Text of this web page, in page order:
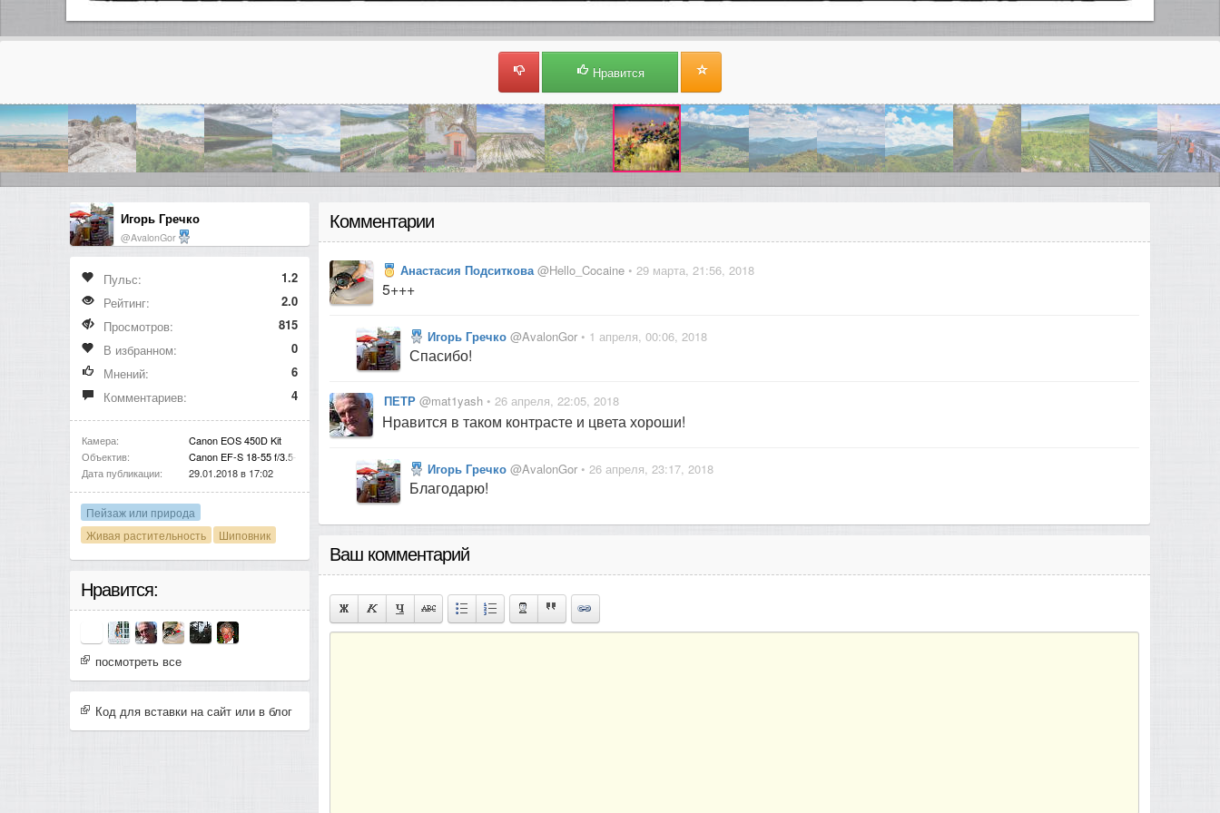
Нравится
Игорь Гречко
@AvalonGor
Пульс:
1.2
Рейтинг:
2.0
Просмотров:
815
В избранном:
0
Мнений:
6
Комментариев:
4
Камера:
Canon EOS 450D Kit
Объектив:
Canon EF-S 18-55 f/3.5-5.6 IS
Дата публикации:
29.01.2018 в 17:02
Пейзаж или природа
Живая растительность
Шиповник
Нравится:
посмотреть все
Код для вставки на сайт или в блог
Комментарии
Анастасия Подситкова @Hello_Cocaine • 29 марта, 21:56, 2018
5+++
Игорь Гречко @AvalonGor • 1 апреля, 00:06, 2018
Спасибо!
ПЕТР @mat1yash • 26 апреля, 22:05, 2018
Нравится в таком контрасте и цвета хороши!
Игорь Гречко @AvalonGor • 26 апреля, 23:17, 2018
Благодарю!
Ваш комментарий